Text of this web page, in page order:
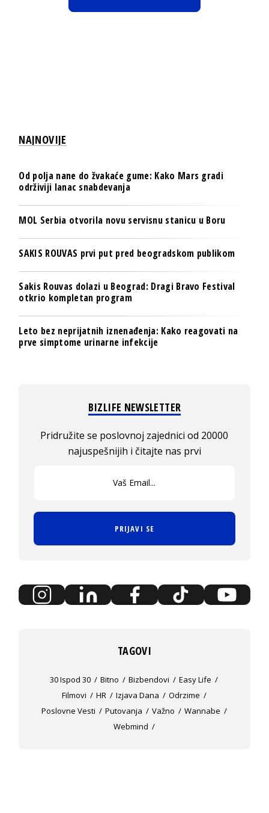
NAJNOVIJE
Od polja nane do žvakaće gume: Kako Mars gradi
održiviji lanac snabdevanja
MOL Serbia otvorila novu servisnu stanicu u Boru
SAKIS ROUVAS prvi put pred beogradskom publikom
Sakis Rouvas dolazi u Beograd: Dragi Bravo Festival
otkrio kompletan program
Leto bez neprijatnih iznenađenja: Kako reagovati na
prve simptome urinarne infekcije
BIZLIFE NEWSLETTER
Pridružite se poslovnoj zajednici od 20000
najuspešnijih i čitajte nas prvi
PRIJAVI SE
TAGOVI
30 Ispod 30 Bitno Bizbendovi
Easy Life
Filmovi
HR Izjava Dana
Odrzime
Poslovne Vesti
Putovanja Važno
Wannabe
Webmind